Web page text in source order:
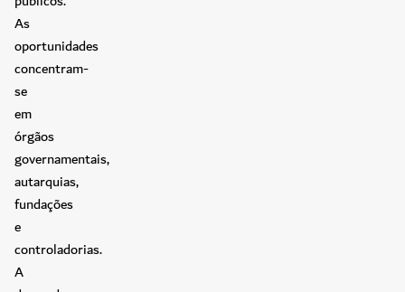
As
oportunidades
concentram-
se
em
órgãos
governamentais,
autarquias,
fundações
e
controladorias.
A